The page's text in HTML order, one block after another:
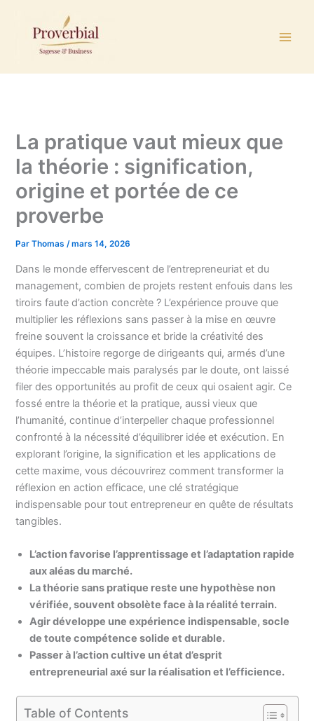
contenu
La pratique vaut mieux que
la théorie : signification,
origine et portée de ce
proverbe
ParThomas/mars 14, 2026
Dans le monde effervescent de l’entrepreneuriat et du
management, combien de projets restent enfouis dans les
tiroirs faute d’action concrète ? L’expérience prouve que
multiplier les réflexions sans passer à la mise en œuvre
freine souvent la croissance et bride la créativité des
équipes. L’histoire regorge de dirigeants qui, armés d’une
théorie impeccable mais paralysés par le doute, ont laissé
filer des opportunités au profit de ceux qui osaient agir. Ce
fossé entre la théorie et la pratique, aussi vieux que
l’humanité, continue d’interpeller chaque professionnel
confronté à la nécessité d’équilibrer idée et exécution. En
explorant l’origine, la signification et les applications de
cette maxime, vous découvrirez comment transformer la
réflexion en action efficace, une clé stratégique
indispensable pour tout entrepreneur en quête de résultats
tangibles.
L’action favorise l’apprentissage et l’adaptation rapide
aux aléas du marché.
La théorie sans pratique reste une hypothèse non
vérifiée, souvent obsolète face à la réalité terrain.
Agir développe une expérience indispensable, socle
de toute compétence solide et durable.
Passer à l’action cultive un état d’esprit
entrepreneurial axé sur la réalisation et l’efficience.
Table of Contents